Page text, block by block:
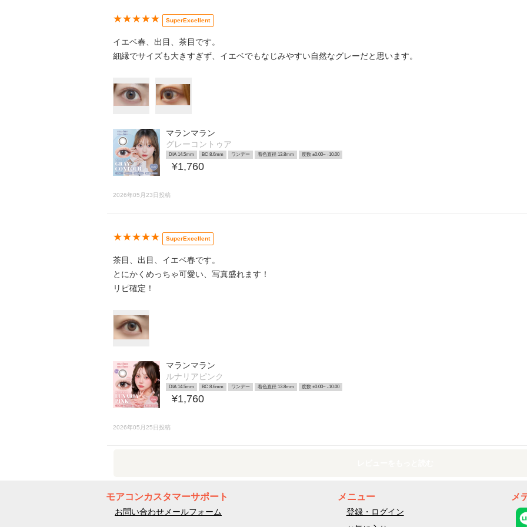
★★★★★ SuperExcellent
イエベ春、出目、茶目です。
細縁でサイズも大きすぎず、イエベでもなじみやすい自然なグレーだと思います。
マランマラン
グレーコントゥア
DIA 14.5mm BC 8.6mm ワンデー 着色直径 13.8mm 度数 ±0.00~ -10.00
¥1,760
2026年05月23日投稿
★★★★★ SuperExcellent
茶目、出目、イエベ春です。
とにかくめっちゃ可愛い、写真盛れます！
リピ確定！
マランマラン
ルナリアピンク
DIA 14.5mm BC 8.6mm ワンデー 着色直径 13.8mm 度数 ±0.00~ -10.00
¥1,760
2026年05月25日投稿
モアコンカスタマーサポート
お問い合わせメールフォーム
メニュー
登録・ログイン
メ